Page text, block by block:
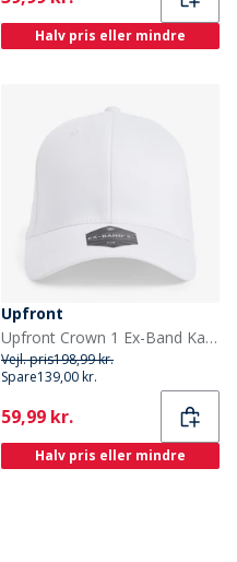
Halv pris eller mindre
Upfront
Upfront Crown 1 Ex-Band Kasket Fair White
Vejl. pris198,99 kr.
Spare139,00 kr.
Current
59,99 kr.
Halv pris eller mindre